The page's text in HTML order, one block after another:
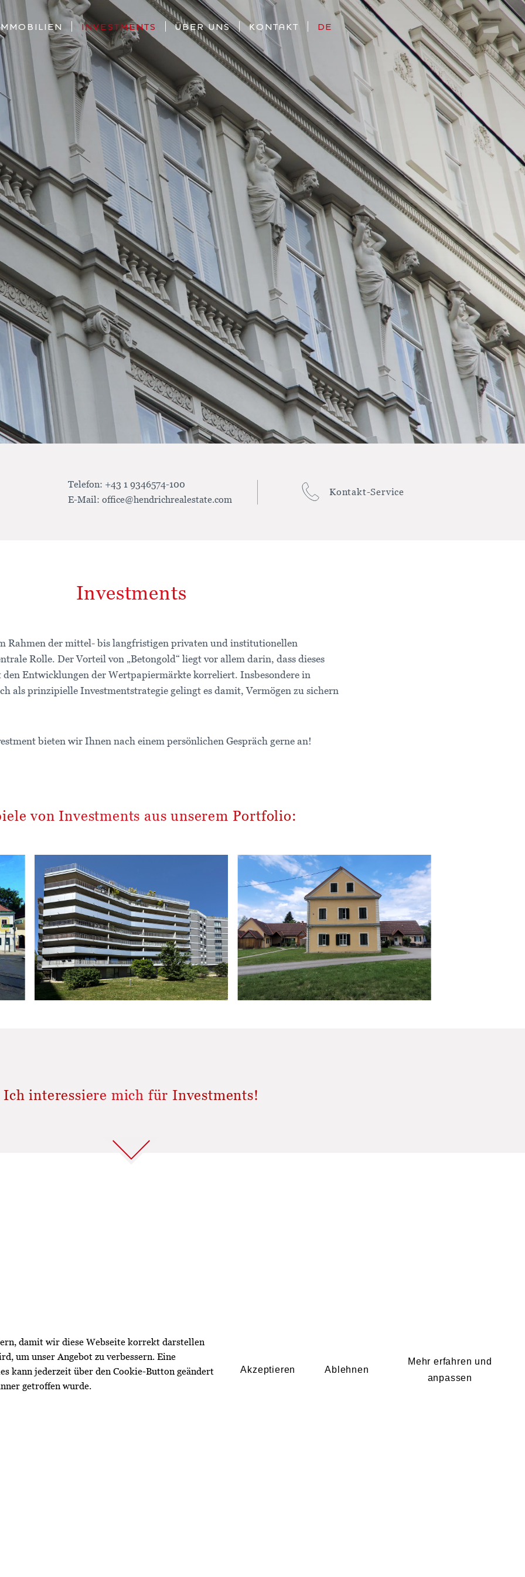
INVESTMENTS ÜBER UNS KONTAKT DE
Telefon: +43 1 9346574-100
E-Mail: office@hendrichrealestate.com
Kontakt-Service
Investments
Rahmen der mittel- bis langfristigen privaten und institutionellen
Rolle. Der Vorteil von „Betongold“ liegt vor allem darin, dass dieses
Entwicklungen der Wertpapiermärkte korreliert. Insbesondere in
als prinzipielle Investmentstrategie gelingt es damit, Vermögen zu sichern
bieten wir Ihnen nach einem persönlichen Gespräch gerne an!
von Investments aus unserem Portfolio:
Ich interessiere mich für Investments!
damit wir diese Webseite korrekt darstellen
um unser Angebot zu verbessern. Eine
kann jederzeit über den Cookie-Button geändert
getroffen wurde.
Akzeptieren Ablehnen
Mehr erfahren und
anpassen